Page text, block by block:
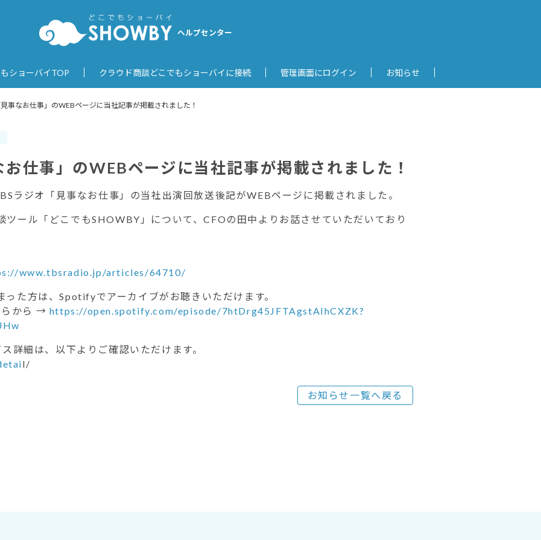
ヘルプセンター
ショーバイTOP クラウド商談どこでもショーバイに接続 管理画面にログイン お知らせ
事なお仕事」のWEBページに当社記事が掲載されました！
仕事」のWEBページに当社記事が掲載されました！
ラジオ「見事なお仕事」の当社出演回放送後記がWEBページに掲載されました。
ツール「どこでもSHOWBY」について、CFOの田中よりお話させていただいており
www.tbsradio.jp/articles/64710/
った方は、Spotifyでアーカイブがお聴きいただけます。
らから → https://open.spotify.com/episode/7htDrg45JFTAgstAIhCXZK?
詳細は、以下よりご確認いただけます。
l/
お知らせ一覧へ戻る